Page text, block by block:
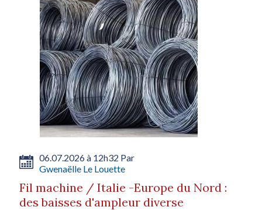
06.07.2026 à 12h32 Par
Gwenaëlle Le Louette
Fil machine / Italie -Europe du Nord :
des baisses d'ampleur diverse